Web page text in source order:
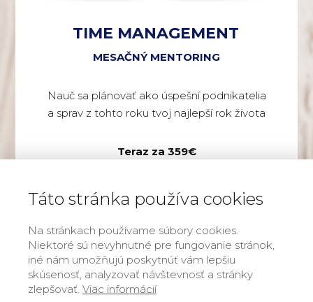
TIME MANAGEMENT
MESAČNÝ MENTORING
Nauč sa plánovať ako úspešní podnikatelia
a sprav z tohto roku tvoj najlepší rok života
Teraz za 359€
Viac info
Táto stránka používa cookies
Na stránkach používame súbory cookies.
Niektoré sú nevyhnutné pre fungovanie stránok,
iné nám umožňujú poskytnúť vám lepšiu
skúsenosť, analyzovať návštevnosť a stránky
zlepšovať. Viac informácií